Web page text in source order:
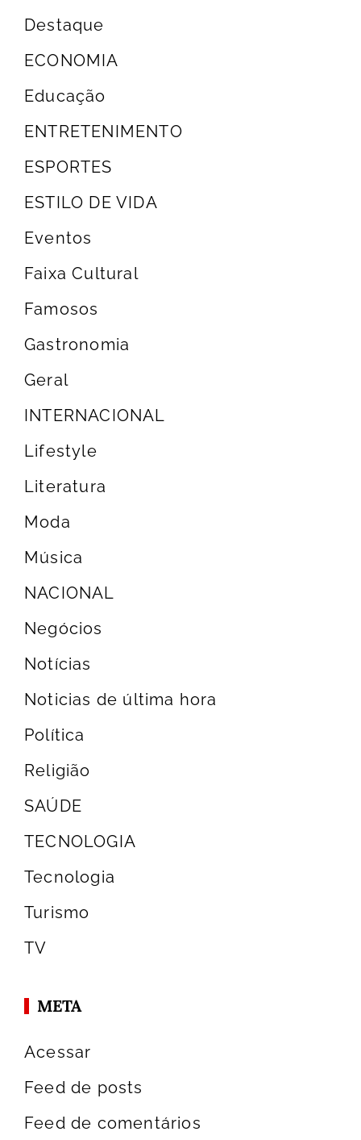
Destaque
ECONOMIA
Educação
ENTRETENIMENTO
ESPORTES
ESTILO DE VIDA
Eventos
Faixa Cultural
Famosos
Gastronomia
Geral
INTERNACIONAL
Lifestyle
Literatura
Moda
Música
NACIONAL
Negócios
Notícias
Noticias de última hora
Política
Religião
SAÚDE
TECNOLOGIA
Tecnologia
Turismo
TV
META
Acessar
Feed de posts
Feed de comentários